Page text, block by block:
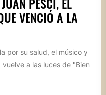
VENCIÓ A LA
por su salud, el músico y
a las luces de "Bien